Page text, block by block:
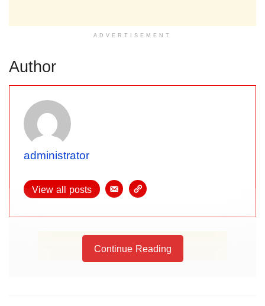
ADVERTISEMENT
Author
administrator
View all posts
Continue Reading